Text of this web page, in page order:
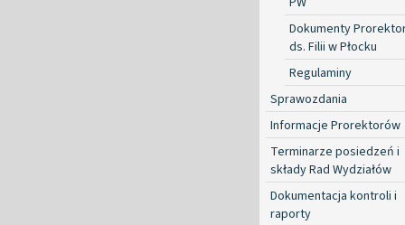
Dokumenty
ds. Filii w Płocku
Regulaminy
Sprawozdania
Informacje Prorektorów
Terminarze posiedzeń i
składy Rad Wydziałów
Dokumentacja kontroli i
raporty